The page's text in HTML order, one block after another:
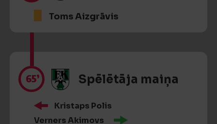
Toms Aizgrāvis
65’ Spēlētāja maiņa
Kristaps Polis
Verners Akimovs